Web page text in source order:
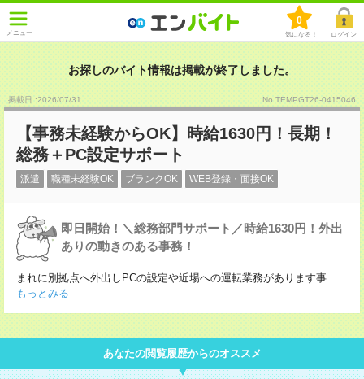
メニュー
0
気になる！ ログイン
お探しのバイト情報は掲載が終了しました。
掲載日 :2026/07/31 No.TEMPGT26-0415046
【事務未経験からOK】時給1630円！長期！
総務＋PC設定サポート
派遣 職種未経験OK ブランクOK WEB登録・面接OK
即日開始！＼総務部門サポート／時給1630円！外出
ありの動きのある事務！
まれに別拠点へ外出しPCの設定や近場への運転業務があります事 ...
もっとみる
あなたの閲覧履歴からのオススメ